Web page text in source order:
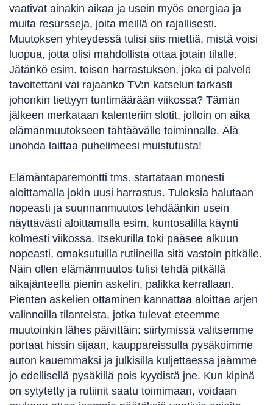
vaativat ainakin aikaa ja usein myös energiaa ja
muita resursseja, joita meillä on rajallisesti.
Muutoksen yhteydessä tulisi siis miettiä, mistä voisi
luopua, jotta olisi mahdollista ottaa jotain tilalle.
Jätänkö esim. toisen harrastuksen, joka ei palvele
tavoitettani vai rajaanko TV:n katselun tarkasti
johonkin tiettyyn tuntimäärään viikossa? Tämän
jälkeen merkataan kalenteriin slotit, jolloin on aika
elämänmuutokseen tähtäävälle toiminnalle. Älä
unohda laittaa puhelimeesi muistutusta!
Elämäntaparemontti tms. startataan monesti
aloittamalla jokin uusi harrastus. Tuloksia halutaan
nopeasti ja suunnanmuutos tehdäänkin usein
näyttävästi aloittamalla esim. kuntosalilla käynti
kolmesti viikossa. Itsekurilla toki pääsee alkuun
nopeasti, omaksutuilla rutiineilla sitä vastoin pitkälle.
Näin ollen elämänmuutos tulisi tehdä pitkällä
aikajänteellä pienin askelin, palikka kerrallaan.
Pienten askelien ottaminen kannattaa aloittaa arjen
valinnoilla tilanteista, jotka tulevat eteemme
muutoinkin lähes päivittäin: siirtymissä valitsemme
portaat hissin sijaan, kauppareissulla pysäköimme
auton kauemmaksi ja julkisilla kuljettaessa jäämme
jo edellisellä pysäkillä pois kyydistä jne. Kun kipinä
on sytytetty ja rutiinit saatu toimimaan, voidaan